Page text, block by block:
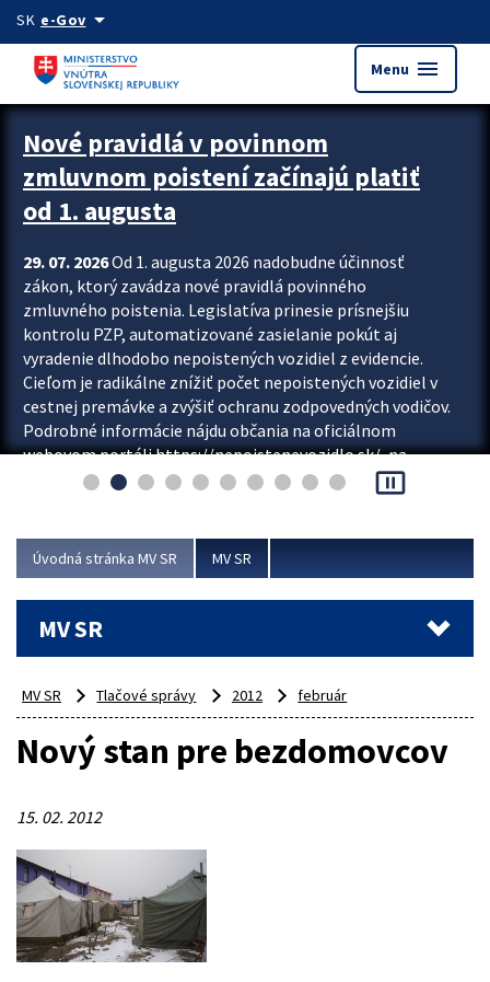
Preskocit na hlavný obsah
SK e-Govarrow_drop_down
Menu menu
Zastavit automatický posun upútavok
Nové pravidlá v povinnom
zmluvnom poistení začínajú platiť
od 1. augusta
29. 07. 2026Od 1. augusta 2026 nadobudne účinnosť
zákon, ktorý zavádza nové pravidlá povinného
zmluvného poistenia. Legislatíva prinesie prísnejšiu
kontrolu PZP, automatizované zasielanie pokút aj
vyradenie dlhodobo nepoistených vozidiel z evidencie.
Cieľom je radikálne znížiť počet nepoistených vozidiel v
cestnej premávke a zvýšiť ochranu zodpovedných vodičov.
Podrobné informácie nájdu občania na oficiálnom
webovom portáli https://nepoistenevozidlo.sk/, na
ktorom od augusta pribudne aj možnosť overiť si...
pause_presentation
Úvodná stránka MV SR MV SR
MV SR
MV SR Tlačové správy 2012 február
Nový stan pre bezdomovcov
15. 02. 2012